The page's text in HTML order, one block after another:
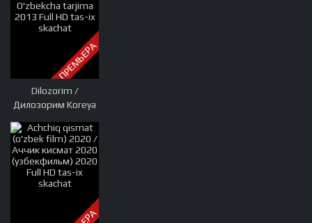
ПРЕМЬЕРА
Dilozorim /
Дилозорим Koreya
qismlar Uzbek tilida
O'zbekcha tarjima
2013 Full HD tas-ix
skachat